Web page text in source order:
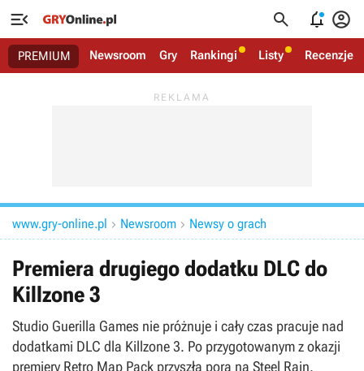
   
PREMIUM Newsroom Gry Rankingi Listy Recenzje
www.gry-online.pl  Newsroom  Newsy o grach
Premiera drugiego dodatku DLC do
Killzone 3
Studio Guerilla Games nie próżnuje i cały czas pracuje nad
dodatkami DLC dla Killzone 3. Po przygotowanym z okazji
premiery Retro Map Pack przyszła pora na Steel Rain.